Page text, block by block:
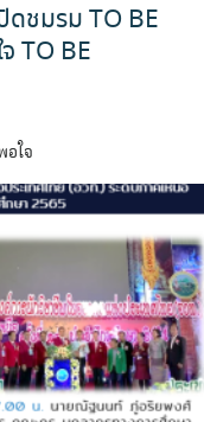
ดชมรม TO BE
TO BE
ใจ